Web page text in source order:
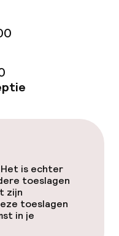
Het is echter
toeslagen
zijn
toeslagen
in je